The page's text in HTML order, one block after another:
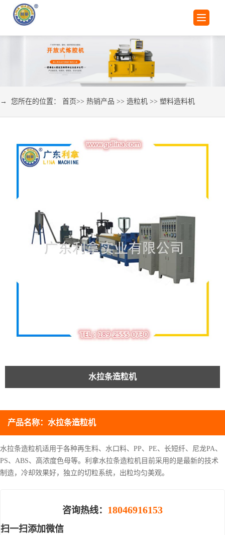
→ 您所在的位置： 首页>> 热销产品 >> 造粒机 >> 塑料造料机
水拉条造粒机
产品名称： 水拉条造粒机
水拉条造粒机适用于各种再生料、水口料、PP、PE、长短纤、尼龙PA、
PS、ABS、高浓度色母等。利拿水拉条造粒机目前采用的是最新的技术
制造，冷却效果好，独立的切粒系统，出粒均匀美观。
咨询热线： 18046916153
扫一扫添加微信